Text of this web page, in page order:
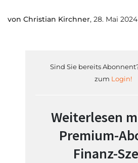
von Christian Kirchner, 28. Mai 2024
Sind Sie bereits
zum Login!
Weiterlesen
Premium-
Finanz-